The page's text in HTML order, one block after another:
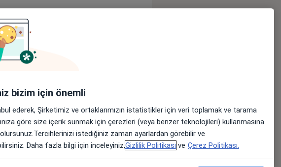
Adresler Görüşler (11)
Hastanemizde hizmet
Uzatma
Romatoid Artrit
bizim için önemli
ederek, Şirketimiz ve ortaklarımızın istatistikler için veri toplamak ve tarama
göre size içerik sunmak için çerezleri (veya benzer teknolojileri) kullanmasına
istediğiniz zaman ayarlardan görebilir ve
Daha fazla bilgi için inceleyiniz,Gizlilik Politikası ve Çerez Politikası.